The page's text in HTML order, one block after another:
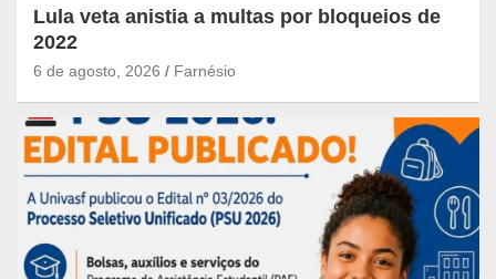
Lula veta anistia a multas por bloqueios de
2022
6 de agosto, 2026 Farnésio